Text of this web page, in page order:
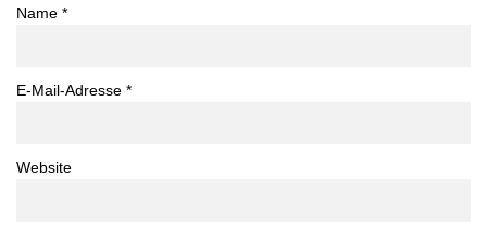
Name *
E-Mail-Adresse *
Website